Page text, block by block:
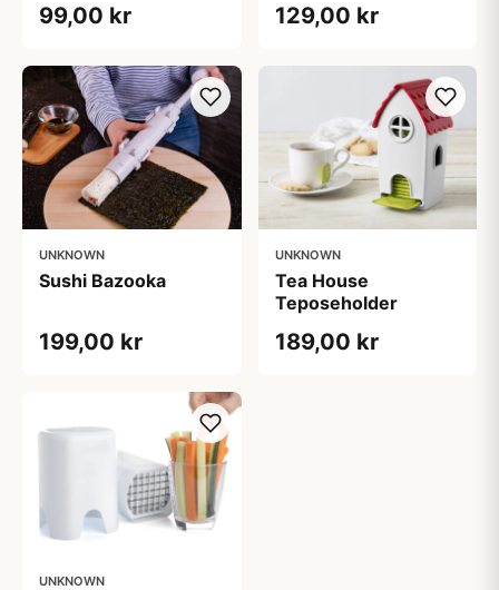
99,00 kr 129,00 kr
UNKNOWN
Sushi Bazooka
199,00 kr
UNKNOWN
Tea House
Teposeholder
189,00 kr
UNKNOWN